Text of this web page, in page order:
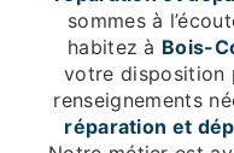
sommes à
habitez à Bois-
votre disposition
renseignements
réparation et